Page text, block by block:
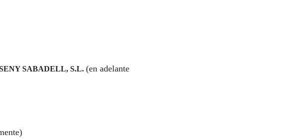
SABADELL, S.L. (en adelante